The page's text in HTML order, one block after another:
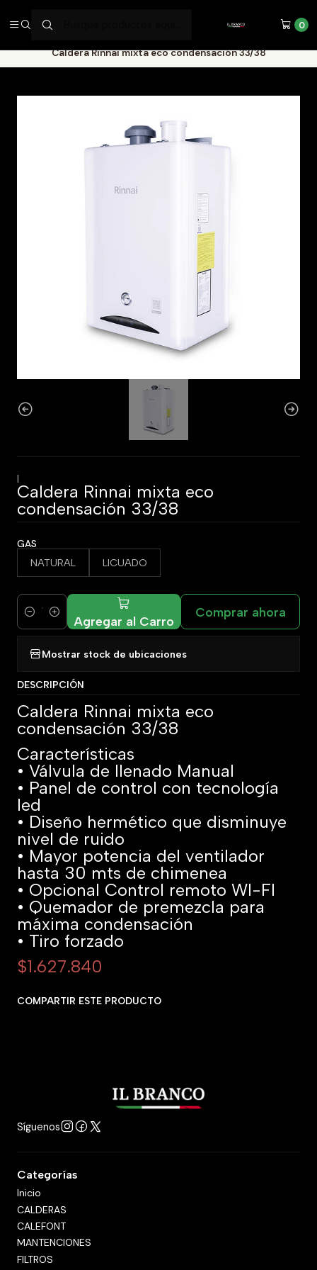
0
Caldera Rinnai mixta eco condensación 33/38
|
Caldera Rinnai mixta eco
condensación 33/38
GAS
NATURAL LICUADO
Cantidad Agregar al Carro
Comprar ahora
Mostrar stock de ubicaciones
DESCRIPCIÓN
Caldera Rinnai mixta eco
condensación 33/38
Características
• Válvula de llenado Manual
• Panel de control con tecnología
led
• Diseño hermético que disminuye
nivel de ruido
• Mayor potencia del ventilador
hasta 30 mts de chimenea
• Opcional Control remoto WI-FI
• Quemador de premezcla para
máxima condensación
• Tiro forzado
$1.627.840
COMPARTIR ESTE PRODUCTO
Síguenos
Categorías
Inicio
CALDERAS
CALEFONT
MANTENCIONES
FILTROS